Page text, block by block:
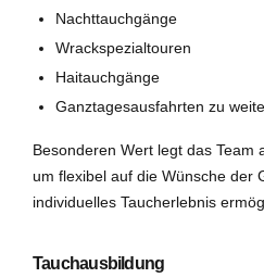
Nachttauchgänge
Wrackspezialtouren
Haitauchgänge
Ganztagesausfahrten zu
Besonderen Wert legt das Team
um flexibel auf die Wünsche der
individuelles Taucherlebnis
Tauchausbildung